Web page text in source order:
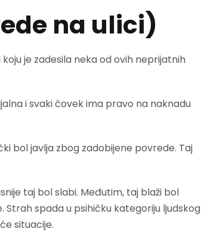
na ulici)
je zadesila neka od ovih neprijatnih
i svaki čovek ima pravo na naknadu
bol javlja zbog zadobijene povrede. Taj
taj bol slabi. Međutim, taj blaži bol
spada u psihičku kategoriju ljudskog
situacije.